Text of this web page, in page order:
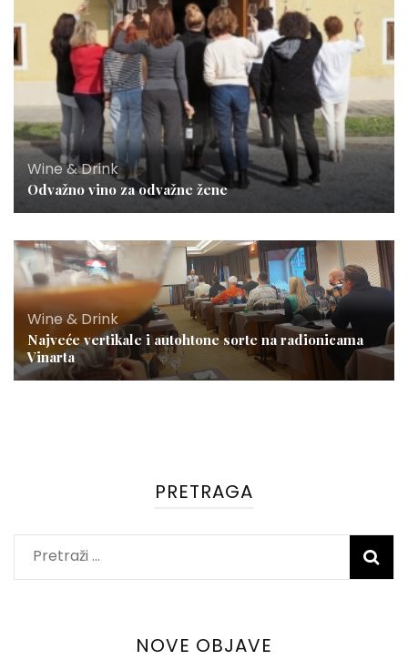
Wine & Drink
Odvažno vino za odvažne žene
Wine & Drink
Najveće vertikale i autohtone sorte na radionicama
Vinarta
PRETRAGA
Pretraži:
NOVE OBJAVE